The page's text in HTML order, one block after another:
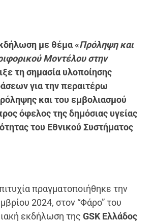
με θέμα «Πρόληψη και
Μοντέλου στην
τη σημασία υλοποίησης
για την περαιτέρω
και του εμβολιασμού
όφελος της δημόσιας υγείας
του Εθνικού Συστήματος
πραγματοποιήθηκε την
2024, στον “Φάρο” του
εκδήλωση τηςGSK Ελλάδος